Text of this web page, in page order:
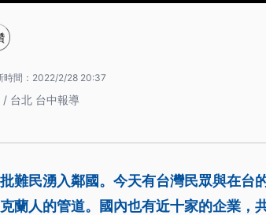
時間： 2022/2/28 20:37
台北 台中報導
難民湧入鄰國。今天有台灣民眾與在台
蘭人的管道。國內也有近十家的企業，